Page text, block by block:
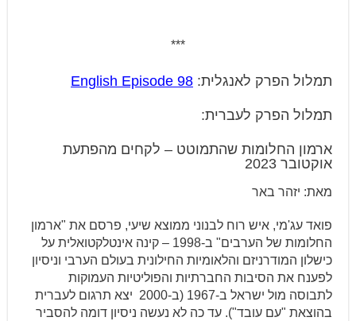
***
תמלול הפרק לאנגלית: English Episode 98
תמלול הפרק לעברית:
ארמון החלומות שהתמוטט – לקחים מהפתעת
אוקטובר 2023
מאת: יזהר באר
פואד עג'מי, איש רוח לבנוני ממוצא שיעי, פרסם את "ארמון
החלומות של הערבים" ב-1998 – קינה אינטלקטואלית על
כישלון המודרניזם והלאומיות החילונית בעולם הערבי וניסיון
לפענח את הסיבות החברתיות והפוליטיות העמוקות
לתבוסה מול ישראל ב-1967 (ב-2000 יצא תרגום לעברית
בהוצאת "עם עובד"). עד כה לא נעשה ניסיון דומה להסביר